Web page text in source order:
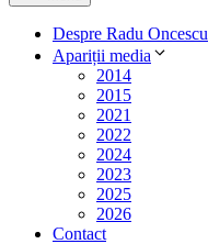
Despre Radu Oncescu
Apariții media
2014
2015
2021
2022
2024
2023
2025
2026
Contact